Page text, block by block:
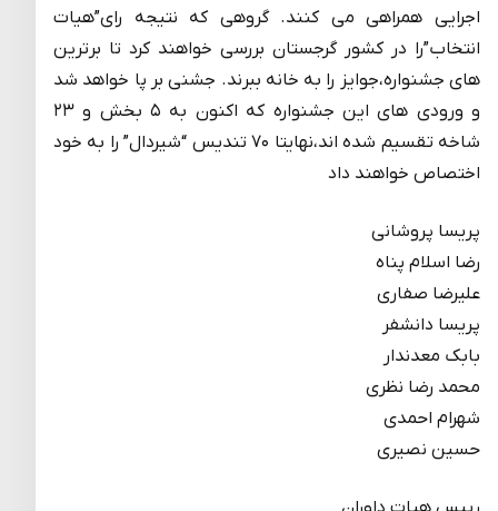
اجرایی همراهی می کنند. گروهی که نتیجه رای”هیات
انتخاب”را در کشور گرجستان بررسی خواهند کرد تا برترین
های جشنواره،جوایز را به خانه ببرند. جشنی بر پا خواهد شد
و ورودی های این جشنواره که اکنون به ۵ بخش و ۲۳
شاخه تقسیم شده اند،نهایتا ۷۰ تندیس “شیردال” را به خود
اختصاص خواهند داد
پریسا پروشانی
رضا اسلام پناه
علیرضا صفاری
پریسا دانشفر
بابک معدندار
محمد رضا نظری
شهرام احمدی
حسین نصیری